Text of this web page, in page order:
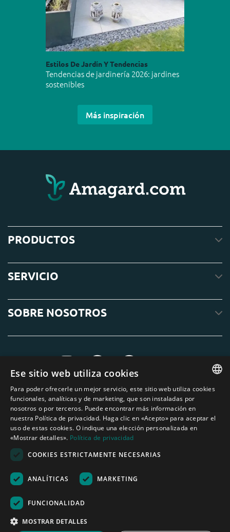
Estilos De Jardín Y Tendencias
Tendencias de jardinería 2026: jardines
sostenibles
Más inspiración
PRODUCTOS
SERVICIO
SOBRE NOSOTROS
Ninguno de los textos o fotos de esta página web pueden ser utilizados sin
Nederland|Deutschland
DUTCH
GERMAN
Ese sitio web utiliza cookies
Para poder ofrecerle un mejor servicio, este sitio web utiliza cookies
funcionales, analíticas y de marketing, que son instaladas por
nosotros o por terceros. Puede encontrar más información en
nuestra Política de privacidad. Haga clic en «Acepto» para aceptar el
uso de estas cookies. O indique una elección personalizada en
«Mostrar detalles». Política de privacidad
COOKIES ESTRICTAMENTE NECESARIAS
ANALÍTICAS MARKETING
FUNCIONALIDAD
MOSTRAR DETALLES